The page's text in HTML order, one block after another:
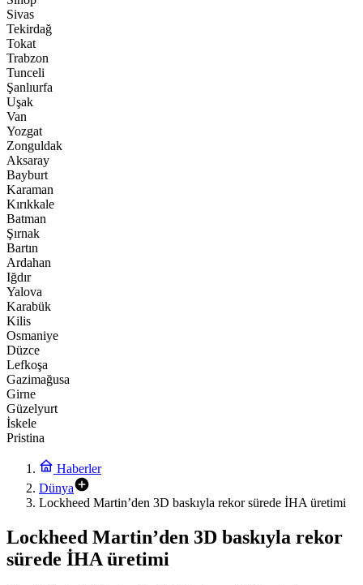
Sivas
Tekirdağ
Tokat
Trabzon
Tunceli
Şanlıurfa
Uşak
Van
Yozgat
Zonguldak
Aksaray
Bayburt
Karaman
Kırıkkale
Batman
Şırnak
Bartın
Ardahan
Iğdır
Yalova
Karabük
Kilis
Osmaniye
Düzce
Lefkoşa
Gazimağusa
Girne
Güzelyurt
İskele
Pristina
Haberler
Dünya
Lockheed Martin’den 3D baskıyla rekor sürede İHA üretimi
Lockheed Martin’den 3D baskıyla rekor
sürede İHA üretimi